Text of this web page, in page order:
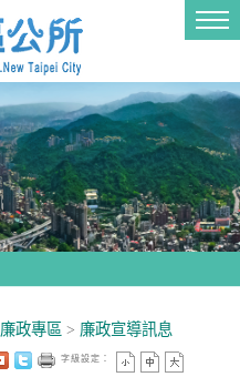
廉政專區 > 廉政宣導訊息
字級設定：